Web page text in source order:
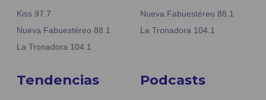
Kiss 97.7
Nueva Fabuestéreo 88.1
La Tronadora 104.1
Nueva Fabuestéreo 88.1
La Tronadora 104.1
Tendencias Podcasts